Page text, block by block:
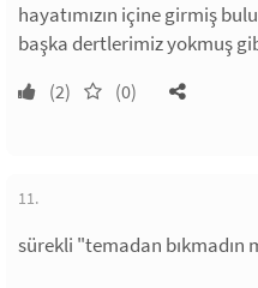
hayatımızın içine girmiş
başka dertlerimiz yokmuş
(2) (0)
11.
sürekli "temadan bıkmadın